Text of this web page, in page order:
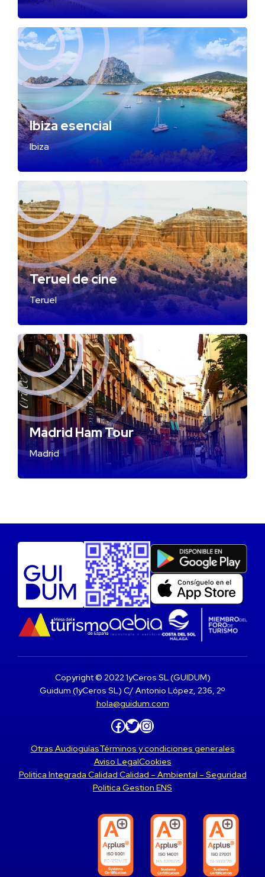
Ibiza esencial
Ibiza
Teruel de cine
Teruel
Madrid Ham Tour
Madrid
Copyright © 2022 1yCeros SL (GUIDUM)
Guidum (1yCeros SL) C/ Antonio López, 236, 2º
hola@guidum.com
Facebook Twitter Instagram
Otras AudioguíasTérminos y condiciones generales
Aviso LegalCookies
Politica Integrada Calidad Calidad – Ambiental – Seguridad
Politica Gestion ENS